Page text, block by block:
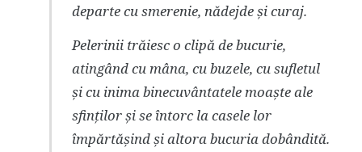
departe cu smerenie, nădejde și curaj.
Pelerinii trăiesc o clipă de bucurie,
atingând cu mâna, cu buzele, cu sufletul
și cu inima binecuvântatele moaște ale
sfinților și se întorc la casele lor
împărtășind și altora bucuria dobândită.